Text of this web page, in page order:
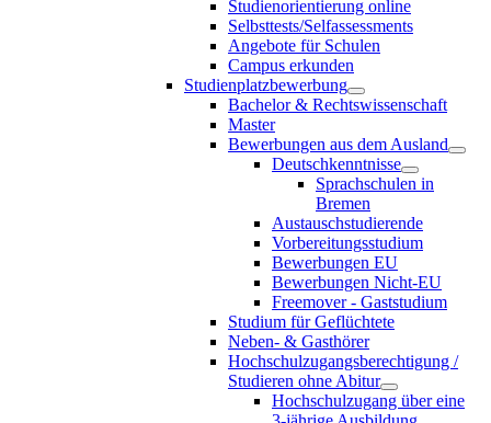
Studienorientierung online
Selbsttests/Selfassessments
Angebote für Schulen
Campus erkunden
Studienplatzbewerbung
Bachelor & Rechtswissenschaft
Master
Bewerbungen aus dem Ausland
Deutschkenntnisse
Sprachschulen in
Bremen
Austauschstudierende
Vorbereitungsstudium
Bewerbungen EU
Bewerbungen Nicht-EU
Freemover - Gaststudium
Studium für Geflüchtete
Neben- & Gasthörer
Hochschulzugangsberechtigung /
Studieren ohne Abitur
Hochschulzugang über eine